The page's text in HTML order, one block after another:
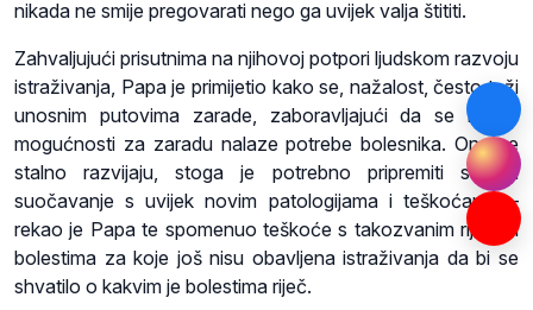
nikada ne smije pregovarati nego ga uvijek valja štititi.
Zahvaljujući prisutnima na njihovoj potpori ljudskom razvoju
istraživanja, Papa je primijetio kako se, nažalost, često teži
unosnim putovima zarade, zaboravljajući da se ispred
mogućnosti za zaradu nalaze potrebe bolesnika. One se
stalno razvijaju, stoga je potrebno pripremiti se za
suočavanje s uvijek novim patologijama i teškoćama –
rekao je Papa te spomenuo teškoće s takozvanim rijetkim
bolestima za koje još nisu obavljena istraživanja da bi se
shvatilo o kakvim je bolestima riječ.